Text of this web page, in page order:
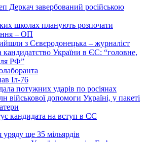
Деркач завербований російською
школах планують розпочати
– ОП
з Сєвєродонецька – журналіст
кандидатство України в ЄС: “головне,
РФ”
Іл-76
потужних ударів по росіянах
допомоги Україні, у пакеті
кандидата на вступ в ЄС
ще 35 мільярдів